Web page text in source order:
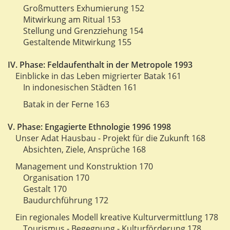
Großmutters Exhumierung 152
Mitwirkung am Ritual 153
Stellung und Grenzziehung 154
Gestaltende Mitwirkung 155
IV. Phase: Feldaufenthalt in der Metropole 1993
Einblicke in das Leben migrierter Batak 161
In indonesischen Städten 161
Batak in der Ferne 163
V. Phase: Engagierte Ethnologie 1996 1998
Unser Adat Hausbau - Projekt für die Zukunft 168
Absichten, Ziele, Ansprüche 168
Management und Konstruktion 170
Organisation 170
Gestalt 170
Baudurchführung 172
Ein regionales Modell kreative Kulturvermittlung 178